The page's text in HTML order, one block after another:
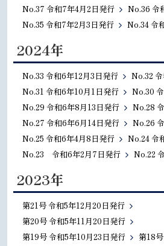
No.37 令和7年4月2日発行
No.36 令
No.35 令和7年2月3日発行
No.34 令
2024年
No.33 令和6年12月3日発行
No.32
No.31 令和6年10月1日発行
No.30
No.29 令和6年8月13日発行
No.28
No.27 令和6年6月14日発行
No.26
No.25 令和6年4月8日発行
No.24 令
No.23 令和6年2月7日発行
No.22
2023年
第21号 令和5年12月20日発行
第20号 令和5年11月20日発行
第19号 令和5年10月23日発行
第18